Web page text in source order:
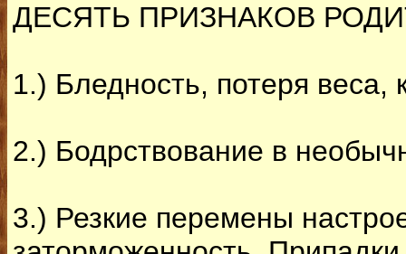
ДЕСЯТЬ ПРИЗНАКОВ
1.) Бледность, потеря веса,
2.) Бодрствование в
3.) Резкие перемены